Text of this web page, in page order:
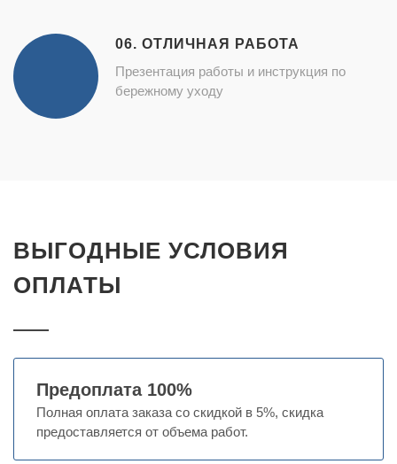
06. ОТЛИЧНАЯ РАБОТА
Презентация работы и инструкция по
бережному уходу
ВЫГОДНЫЕ УСЛОВИЯ
ОПЛАТЫ
Предоплата 100%
Полная оплата заказа со скидкой в 5%, скидка
предоставляется от объема работ.